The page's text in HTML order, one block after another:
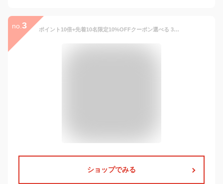
no. 3 ポイント10倍+先着10名限定10%OFFクーポン選べる 3個セット 結ばない ほどけない 靴紐 くつひも 丸形 レースロック 伸縮 反射素材 靴 履きやすい 脱ぎやすい 伸びる ゴム 柄 スニカー ゴルフ ランニング ウォーキング テニス バスケットボール 大人 老人 子供 fff
ショップでみる